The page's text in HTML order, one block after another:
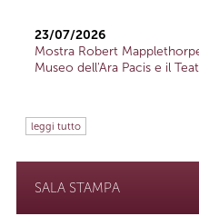
23/07/2026
Mostra Robert
Museo dell'Ara Pacis e il
leggi tutto
SALA STAMPA